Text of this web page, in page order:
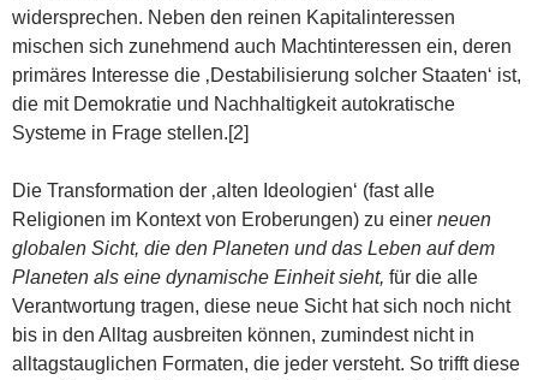
widersprechen. Neben den reinen Kapitalinteressen
mischen sich zunehmend auch Machtinteressen ein, deren
primäres Interesse die ‚Destabilisierung solcher Staaten‘ ist,
die mit Demokratie und Nachhaltigkeit autokratische
Systeme in Frage stellen.[2]
Die Transformation der ‚alten Ideologien‘ (fast alle
Religionen im Kontext von Eroberungen) zu einer neuen
globalen Sicht, die den Planeten und das Leben auf dem
Planeten als eine dynamische Einheit sieht, für die alle
Verantwortung tragen, diese neue Sicht hat sich noch nicht
bis in den Alltag ausbreiten können, zumindest nicht in
alltagstauglichen Formaten, die jeder versteht. So trifft diese